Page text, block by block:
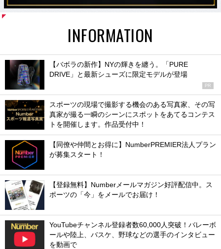
INFORMATION
【バボラの新作】NYの輝きを纏う。「PURE
DRIVE」と最新シューズに限定モデルが登場
PR
スポーツの現場で撮影する機会のある写真家、その写
真家が撮る一瞬のシーンにスポットをあてるコンテス
トを開催します。作品受付中！
【同僚や仲間とお得に】NumberPREMIER法人プラン
が募集スタート！
【登録無料】Numberメールマガジン好評配信中。ス
ポーツの「今」をメールでお届け！
YouTubeチャンネル登録者数60,000人突破！バレーボ
ールや陸上、バスケ、野球などの選手のインタビュー
を動画で